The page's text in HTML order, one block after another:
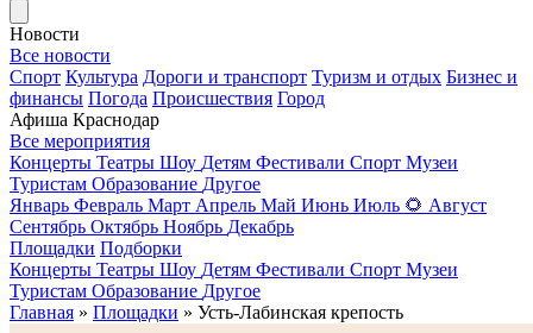
Новости
Все новости
Спорт Культура Дороги и транспорт Туризм и отдых Бизнес и
финансы Погода Происшествия Город
Афиша Краснодар
Все мероприятия
Концерты Театры Шоу Детям Фестивали Спорт Музеи
Туристам Образование Другое
Январь Февраль Март Апрель Май Июнь Июль 🌻 Август
Сентябрь Октябрь Ноябрь Декабрь
Площадки Подборки
Концерты Театры Шоу Детям Фестивали Спорт Музеи
Туристам Образование Другое
Главная » Площадки » Усть-Лабинская крепость